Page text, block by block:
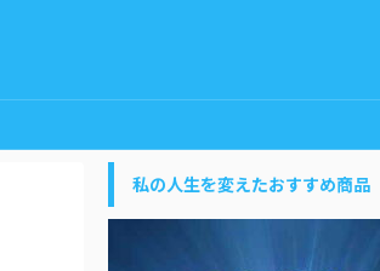
私の人生を変えたおすすめ商品